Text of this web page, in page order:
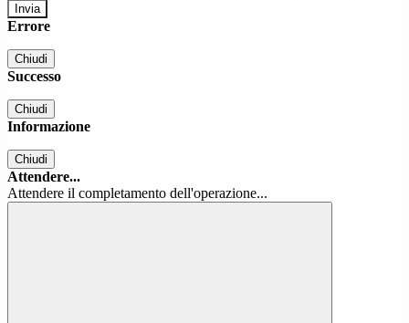
Errore
Chiudi
Successo
Chiudi
Informazione
Chiudi
Attendere...
Attendere il completamento dell'operazione...